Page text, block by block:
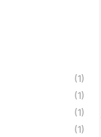
(1)
(1)
(1)
(1)